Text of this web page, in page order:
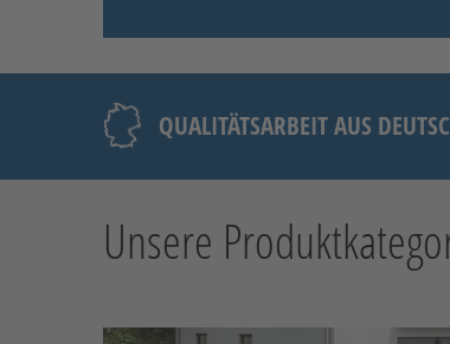
QUALITÄTSARBEIT AUS
Unsere